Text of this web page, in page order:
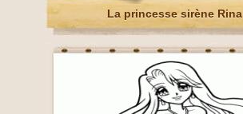
La princesse sirène Rina